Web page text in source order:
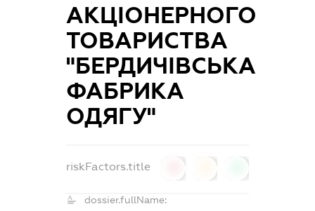
АКЦІОНЕРНОГО
ТОВАРИСТВА
"БЕРДИЧІВСЬКА
ФАБРИКА
ОДЯГУ"
riskFactors.title
dossier.fullName: